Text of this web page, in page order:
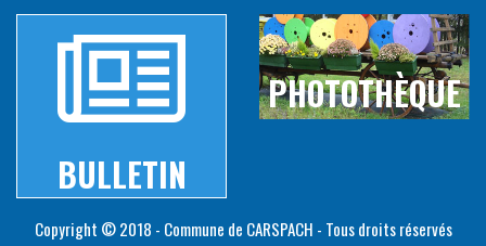
BULLETIN
PHOTOTHÈQUE
Copyright © 2018 - Commune de CARSPACH - Tous droits réservés